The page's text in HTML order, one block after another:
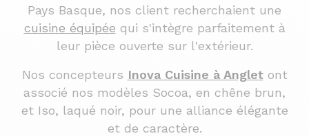
Pays Basque, nos client recherchaient une
cuisine équipée qui s'intègre parfaitement à
leur pièce ouverte sur l'extérieur.
Nos concepteurs Inova Cuisine à Angletont
associé nos modèles Socoa, en chêne brun,
et Iso, laqué noir, pour une alliance élégante
et de caractère.